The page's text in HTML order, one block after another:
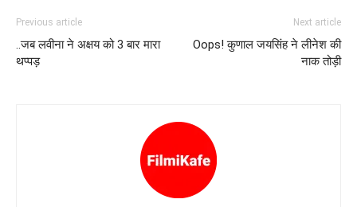
Previous article
..जब लवीना ने अक्षय को 3 बार मारा
थप्पड़
Next article
Oops! कुणाल जयसिंह ने लीनेश की
नाक तोड़ी